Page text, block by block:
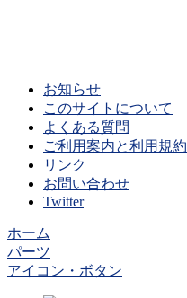
お知らせ
このサイトについて
よくある質問
ご利用案内と利用規約
リンク
お問い合わせ
Twitter
ホーム
パーツ
アイコン・ボタン